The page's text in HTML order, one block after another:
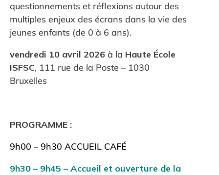
questionnements et réflexions autour des
multiples enjeux des écrans dans la vie des
jeunes enfants (de 0 à 6 ans).
vendredi 10 avril 2026 à la Haute École
ISFSC, 111 rue de la Poste – 1030
Bruxelles
PROGRAMME :
9h00 – 9h30 ACCUEIL CAFÉ
9h30 – 9h45 – Accueil et ouverture de la